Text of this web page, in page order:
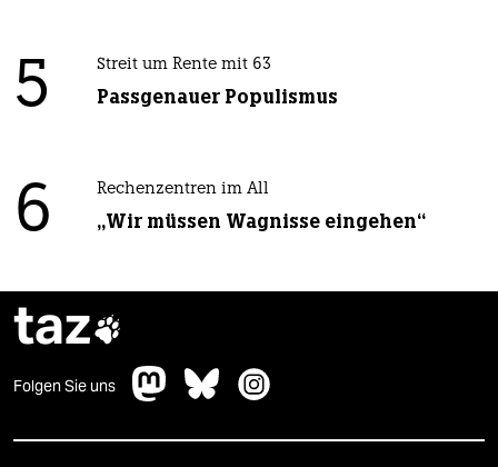
5 Streit um Rente mit 63
Passgenauer Populismus
6 Rechenzentren im All
„Wir müssen Wagnisse eingehen“
taz
Folgen Sie uns